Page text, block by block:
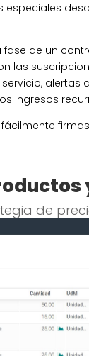
especiales
de un
las
ingresos
de